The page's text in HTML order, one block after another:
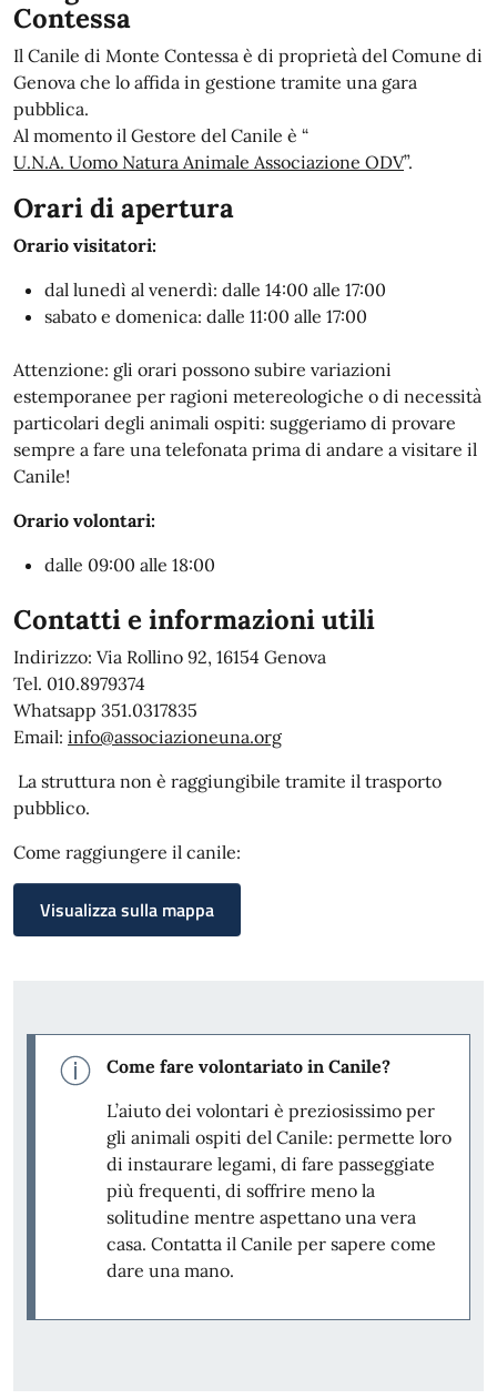
Contessa
Il Canile di Monte Contessa è di proprietà del Comune di
Genova che lo affida in gestione tramite una gara
pubblica.
Al momento il Gestore del Canile è “
U.N.A. Uomo Natura Animale Associazione ODV”.
Orari di apertura
Orario visitatori:
dal lunedì al venerdì: dalle 14:00 alle 17:00
sabato e domenica: dalle 11:00 alle 17:00
Attenzione: gli orari possono subire variazioni
estemporanee per ragioni metereologiche o di necessità
particolari degli animali ospiti: suggeriamo di provare
sempre a fare una telefonata prima di andare a visitare il
Canile!
Orario volontari:
dalle 09:00 alle 18:00
Contatti e informazioni utili
Indirizzo: Via Rollino 92, 16154 Genova
Tel. 010.8979374
Whatsapp 351.0317835
Email: info@associazioneuna.org
La struttura non è raggiungibile tramite il trasporto
pubblico.
Come raggiungere il canile:
Visualizza sulla mappa
Come fare volontariato in Canile?
L’aiuto dei volontari è preziosissimo per
gli animali ospiti del Canile: permette loro
di instaurare legami, di fare passeggiate
più frequenti, di soffrire meno la
solitudine mentre aspettano una vera
casa. Contatta il Canile per sapere come
dare una mano.